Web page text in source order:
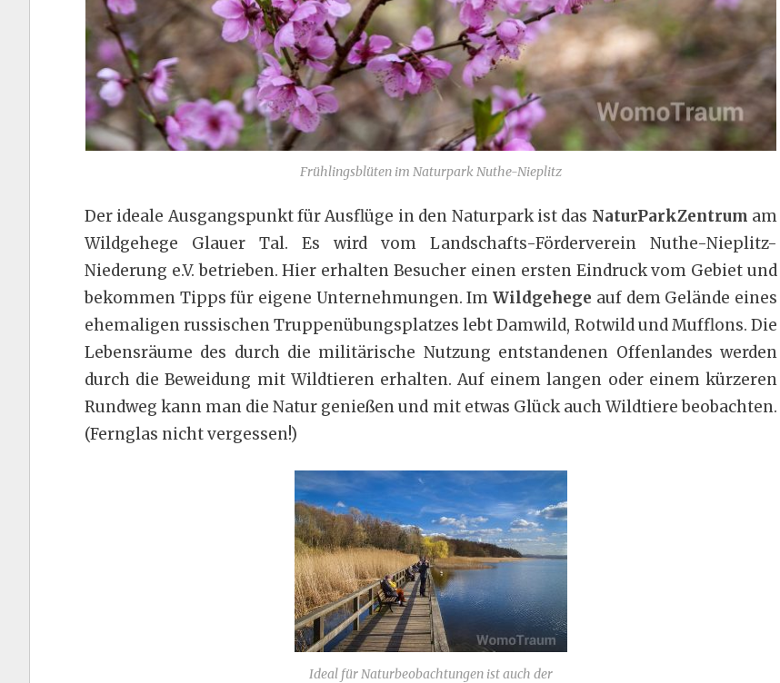
Frühlingsblüten im Naturpark Nuthe-Nieplitz
Der ideale Ausgangspunkt für Ausflüge in den Naturpark ist das NaturParkZentrum am
Wildgehege Glauer Tal. Es wird vom Landschafts-Förderverein Nuthe-Nieplitz-
Niederung e.V. betrieben. Hier erhalten Besucher einen ersten Eindruck vom Gebiet und
bekommen Tipps für eigene Unternehmungen. ImWildgehege auf dem Gelände eines
ehemaligen russischen Truppenübungsplatzes lebt Damwild, Rotwild und Mufflons. Die
Lebensräume des durch die militärische Nutzung entstandenen Offenlandes werden
durch die Beweidung mit Wildtieren erhalten. Auf einem langen oder einem kürzeren
Rundweg kann man die Natur genießen und mit etwas Glück auch Wildtiere beobachten.
(Fernglas nicht vergessen!)
Ideal für Naturbeobachtungen ist auch der